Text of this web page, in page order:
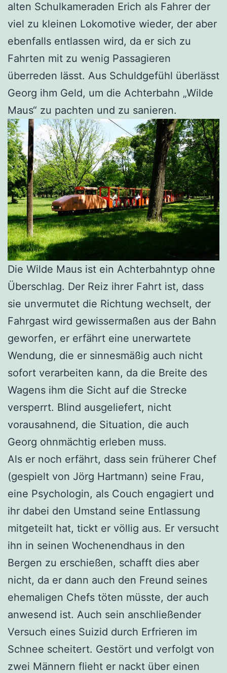
alten Schulkameraden Erich als Fahrer der
viel zu kleinen Lokomotive wieder, der aber
ebenfalls entlassen wird, da er sich zu
Fahrten mit zu wenig Passagieren
überreden lässt. Aus Schuldgefühl überlässt
Georg ihm Geld, um die Achterbahn „Wilde
Maus“ zu pachten und zu sanieren.
Die Wilde Maus ist ein Achterbahntyp ohne
Überschlag. Der Reiz ihrer Fahrt ist, dass
sie unvermutet die Richtung wechselt, der
Fahrgast wird gewissermaßen aus der Bahn
geworfen, er erfährt eine unerwartete
Wendung, die er sinnesmäßig auch nicht
sofort verarbeiten kann, da die Breite des
Wagens ihm die Sicht auf die Strecke
versperrt. Blind ausgeliefert, nicht
vorausahnend, die Situation, die auch
Georg ohnmächtig erleben muss.
Als er noch erfährt, dass sein früherer Chef
(gespielt von Jörg Hartmann) seine Frau,
eine Psychologin, als Couch engagiert und
ihr dabei den Umstand seine Entlassung
mitgeteilt hat, tickt er völlig aus. Er versucht
ihn in seinen Wochenendhaus in den
Bergen zu erschießen, schafft dies aber
nicht, da er dann auch den Freund seines
ehemaligen Chefs töten müsste, der auch
anwesend ist. Auch sein anschließender
Versuch eines Suizid durch Erfrieren im
Schnee scheitert. Gestört und verfolgt von
zwei Männern flieht er nackt über einen